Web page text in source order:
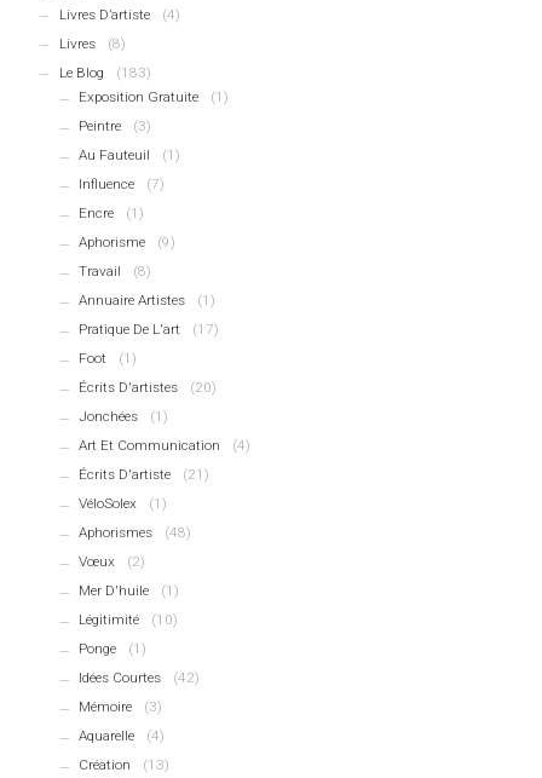
Livres D’artiste
(4)
Livres
(8)
Le Blog
(183)
Exposition Gratuite
(1)
Peintre
(3)
Au Fauteuil
(1)
Influence
(7)
Encre
(1)
Aphorisme
(9)
Travail
(8)
Annuaire Artistes
(1)
Pratique De L'art
(17)
Foot
(1)
Écrits D'artistes
(20)
Jonchées
(1)
Art Et Communication
(4)
Écrits D'artiste
(21)
VéloSolex
(1)
Aphorismes
(48)
Vœux
(2)
Mer D'huile
(1)
Légitimité
(10)
Ponge
(1)
Idées Courtes
(42)
Mémoire
(3)
Aquarelle
(4)
Création
(13)